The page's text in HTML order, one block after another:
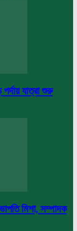
যাত্রা শুরু
মিশা, সম্পাদক